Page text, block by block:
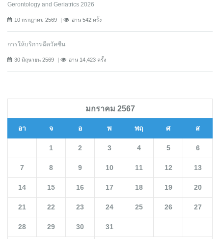
Gerontology and Geriatrics 2026
10 กรกฎาคม 2569 อ่าน 542 ครั้ง
การให้บริการฉีดวัคซีน
30 มิถุนายน 2569 อ่าน 14,423 ครั้ง
มกราคม 2567
อา จ อ พ พฤ ศ ส
1 2 3 4 5 6
7 8 9 10 11 12 13
14 15 16 17 18 19 20
21 22 23 24 25 26 27
28 29 30 31